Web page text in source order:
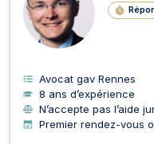
Avocat gav Rennes
8 ans d’expérience
N’accepte pas l’aide
Premier rendez-vous